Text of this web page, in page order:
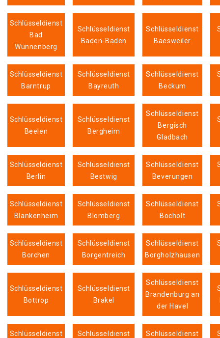
Schlüsseldienst
Bad
Wünnenberg
Schlüsseldienst
Baden-Baden
Schlüsseldienst
Baesweiler
Schlüsseldienst
Barntrup
Schlüsseldienst
Bayreuth
Schlüsseldienst
Beckum
Schlüsseldienst
Beelen
Schlüsseldienst
Bergheim
Schlüsseldienst
Bergisch
Gladbach
Schlüsseldienst
Berlin
Schlüsseldienst
Bestwig
Schlüsseldienst
Beverungen
Schlüsseldienst
Blankenheim
Schlüsseldienst
Blomberg
Schlüsseldienst
Bocholt
Schlüsseldienst
Borchen
Schlüsseldienst
Borgentreich
Schlüsseldienst
Borgholzhausen
Schlüsseldienst
Bottrop
Schlüsseldienst
Brakel
Schlüsseldienst
Brandenburg an
der Havel
Schlüsseldienst
Schlüsseldienst
Schlüsseldienst